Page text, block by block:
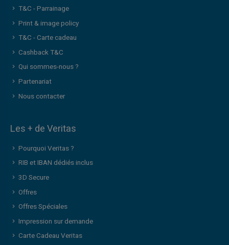
T&C - Parrainage
Print & image policy
T&C - Carte cadeau
Cashback T&C
Qui sommes-nous ?
Partenariat
Nous contacter
Les + de Veritas
Pourquoi Veritas ?
RIB et IBAN dédiés inclus
3D Secure
Offres
Offres Spéciales
Impression sur demande
Carte Cadeau Veritas